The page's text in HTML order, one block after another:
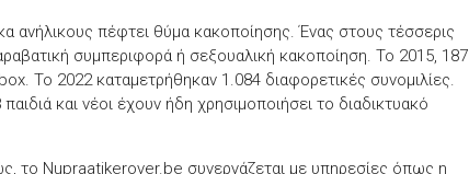
ανήλικους πέφτει θύμα κακοποίησης. Ένας στους τέσσερις
συμπεριφορά ή σεξουαλική κακοποίηση. Το 2015, 187
Το 2022 καταμετρήθηκαν 1.084 διαφορετικές συνομιλίες.
και νέοι έχουν ήδη χρησιμοποιήσει το διαδικτυακό
το Nupraatikerover.be συνεργάζεται με υπηρεσίες όπως η